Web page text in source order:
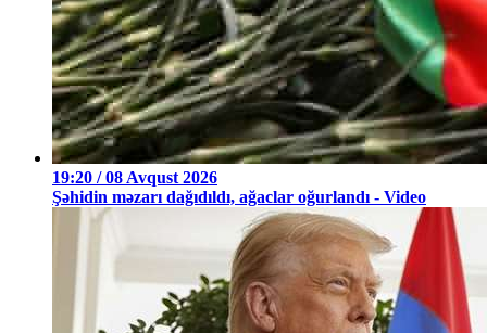
19:20 / 08 Avqust 2026
Şəhidin məzarı dağıdıldı, ağaclar oğurlandı - Video